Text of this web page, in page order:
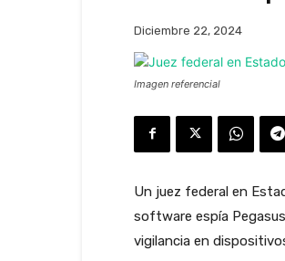
Diciembre 22, 2024
Imagen referencial
Un juez federal en
software espía
vigilancia en